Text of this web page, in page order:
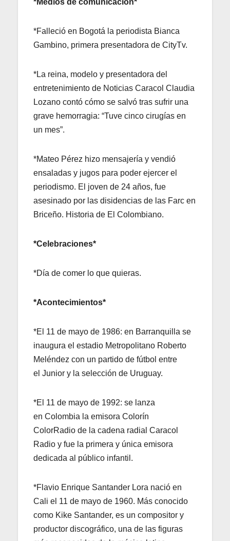
*Falleció en Bogotá la periodista Bianca
Gambino, primera presentadora de CityTv.
*La reina, modelo y presentadora del
entretenimiento de Noticias Caracol Claudia
Lozano contó cómo se salvó tras sufrir una
grave hemorragia: “Tuve cinco cirugías en
un mes”.
*Mateo Pérez hizo mensajería y vendió
ensaladas y jugos para poder ejercer el
periodismo. El joven de 24 años, fue
asesinado por las disidencias de las Farc en
Briceño. Historia de El Colombiano.
*Celebraciones*
*Día de comer lo que quieras.
*Acontecimientos*
*El 11 de mayo de 1986: en Barranquilla se
inaugura el estadio Metropolitano Roberto
Meléndez con un partido de fútbol entre
el Junior y la selección de Uruguay.
*El 11 de mayo de 1992: se lanza
en Colombia la emisora Colorín
ColorRadio de la cadena radial Caracol
Radio y fue la primera y única emisora
dedicada al público infantil.
*Flavio Enrique Santander Lora nació en
Cali el 11 de mayo de 1960. Más conocido
como Kike Santander, es un compositor y
productor discográfico, una de las figuras